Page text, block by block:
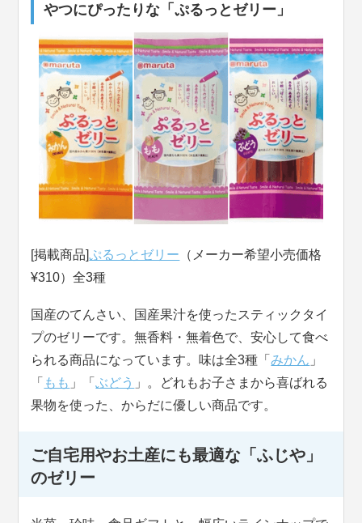
やつにぴったりな「ぷるっとゼリー」
[掲載商品]ぷるっとゼリー （メーカー希望小売価格
¥310）全3種
国産のてんさい、国産果汁を使ったスティックタイ
プのゼリーです。無香料・無着色で、安心して食べ
られる商品になっています。味は全3種「みかん 」
「 もも 」「ぶどう 」。どれもお子さまから喜ばれる
果物を使った、からだに優しい商品です。
ご自宅用やお土産にも最適な「ふじや」
のゼリー